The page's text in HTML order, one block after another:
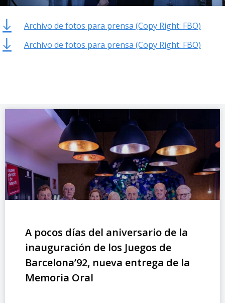
Archivo de fotos para prensa (Copy Right: FBO)
Archivo de fotos para prensa (Copy Right: FBO)
A pocos días del aniversario de la
inauguración de los Juegos de
Barcelona’92, nueva entrega de la
Memoria Oral